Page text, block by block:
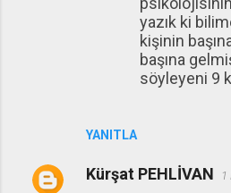
YANITLA
yazık ki
kişinin
başına
söyleyeni 9
Kürşat PEHLİVAN 1